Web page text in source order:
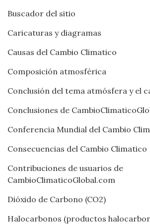
Buscador del sitio
Caricaturas y diagramas
Causas del Cambio Climatico
Composición atmosférica
Conclusión del tema atmósfera y el
Conclusiones de
Conferencia Mundial del Cambio
Consecuencias del Cambio Climatico
Contribuciones de usuarios de
CambioClimaticoGlobal.com
Dióxido de Carbono (CO2)
Halocarbonos (productos